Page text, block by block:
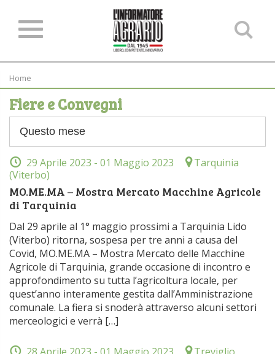
Home
Fiere e Convegni
29 Aprile 2023 - 01 Maggio 2023
Tarquinia
(Viterbo)
MO.ME.MA – Mostra Mercato Macchine Agricole
di Tarquinia
Dal 29 aprile al 1° maggio prossimi a Tarquinia Lido
(Viterbo) ritorna, sospesa per tre anni a causa del
Covid, MO.ME.MA – Mostra Mercato delle Macchine
Agricole di Tarquinia, grande occasione di incontro e
approfondimento su tutta l’agricoltura locale, per
quest’anno interamente gestita dall’Amministrazione
comunale. La fiera si snoderà attraverso alcuni settori
merceologici e verrà […]